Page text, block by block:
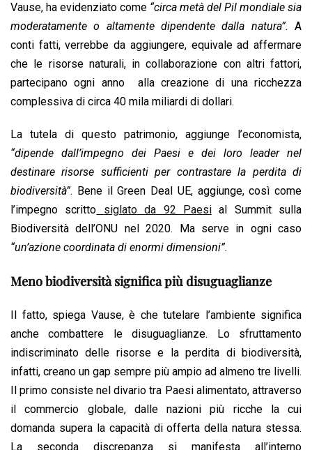
Vause, ha evidenziato come “circa metà del Pil mondiale sia
moderatamente o altamente dipendente dalla natura”. A
conti fatti, verrebbe da aggiungere, equivale ad affermare
che le risorse naturali, in collaborazione con altri fattori,
partecipano ogni anno alla creazione di una ricchezza
complessiva di circa 40 mila miliardi di dollari.
La tutela di questo patrimonio, aggiunge l’economista,
“dipende dall’impegno dei Paesi e dei loro leader nel
destinare risorse sufficienti per contrastare la perdita di
biodiversità”. Bene il Green Deal UE, aggiunge, così come
l’impegno scritto
siglato da 92 Paesial Summit sulla
Biodiversità dell’ONU nel 2020. Ma serve in ogni caso
“un’azione coordinata di enormi dimensioni”.
Meno biodiversità significa più disuguaglianze
Il fatto, spiega Vause, è che tutelare l’ambiente significa
anche combattere le disuguaglianze. Lo sfruttamento
indiscriminato delle risorse e la perdita di biodiversità,
infatti, creano un gap sempre più ampio ad almeno tre livelli.
Il primo consiste nel divario tra Paesi alimentato, attraverso
il commercio globale, dalle nazioni più ricche la cui
domanda supera la capacità di offerta della natura stessa.
La seconda discrepanza si manifesta all’interno